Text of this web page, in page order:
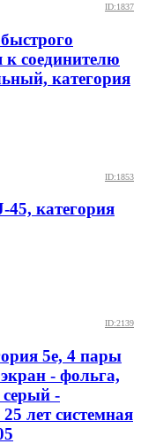
ID:1837
соединителю
категория
ID:1853
категория
ID:2139
5e, 4 пары
- фольга,
-
лет системная